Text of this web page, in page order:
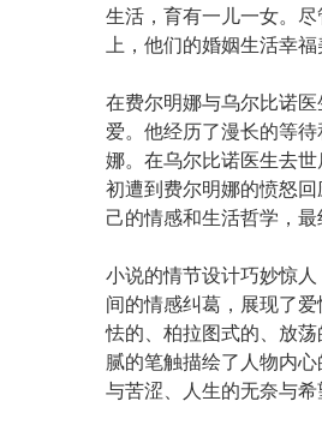
生活，育有一儿一女。
上，他们的婚姻生活幸福
在费尔明娜与乌尔比诺
爱。他经历了漫长的等
娜。在乌尔比诺医生去
初遭到费尔明娜的愤怒
己的情感和生活哲学，最
小说的情节设计巧妙惊
间的情感纠葛，展现了
怯的、柏拉图式的、放
腻的笔触描绘了人物内
与苦涩、人生的无奈与希